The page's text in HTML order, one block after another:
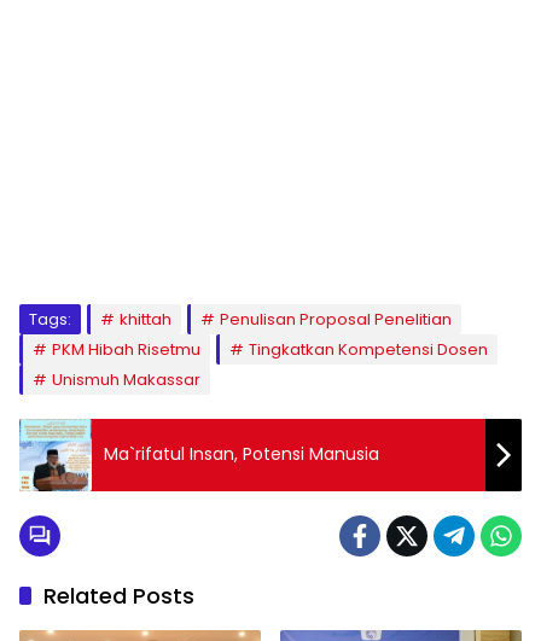
Tags: khittah
Penulisan Proposal Penelitian
PKM Hibah Risetmu
Tingkatkan Kompetensi Dosen
Unismuh Makassar
Ma`rifatul Insan, Potensi Manusia
Related Posts